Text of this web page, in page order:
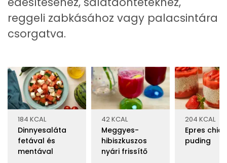
reggeli zabkásához vagy palacsintára
csorgatva.
184 KCAL
Dinnyesaláta
fetával és
mentával
42 KCAL
Meggyes-
hibiszkuszos
nyári frissítő
204 KCAL
Epres chia
puding